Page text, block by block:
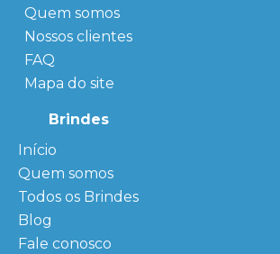
Quem somos
Nossos clientes
FAQ
Mapa do site
Brindes
Início
Quem somos
← Back
FAQ
Sitemap
Todos os Brindes
← Back
Agendas
Personalizadas
Personalizado
Blog
Fale conosco